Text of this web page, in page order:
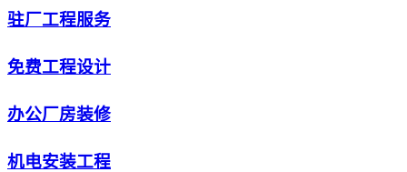
驻厂工程服务
免费工程设计
办公厂房装修
机电安装工程